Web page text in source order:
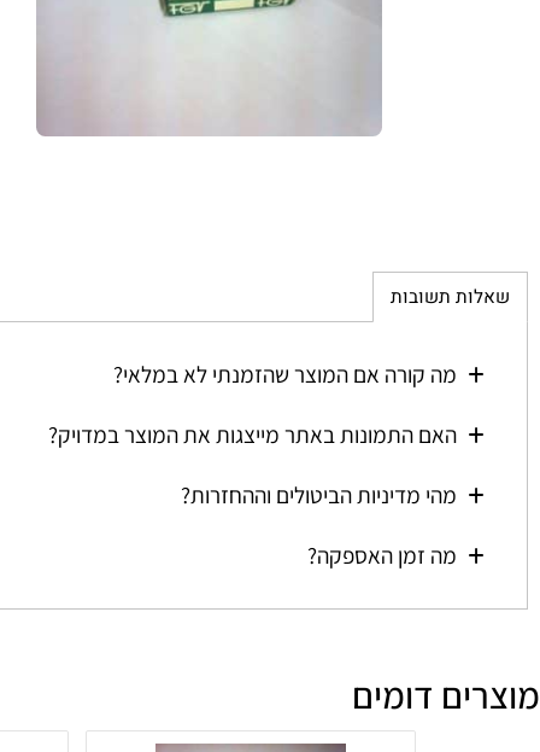
מה קורה אם המוצר שהזמנתי לא במלאי?
האם התמונות באתר מייצגות את המוצר במדויק?
מהי מדיניות הביטולים וההחזרות?
מה זמן האספקה?